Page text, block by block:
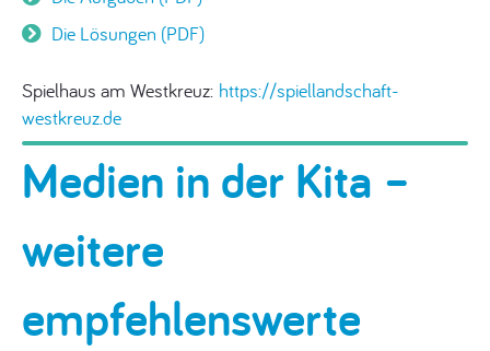
Die Lösungen (PDF)
Spielhaus am Westkreuz: https://spiellandschaft-
westkreuz.de
Medien in der Kita –
weitere
empfehlenswerte